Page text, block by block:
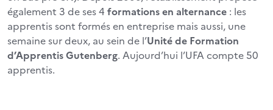
également 3 de ses 4 formations en alternance : les
apprentis sont formés en entreprise mais aussi, une
semaine sur deux, au sein de l’Unité de Formation
d’Apprentis Gutenberg. Aujourd’hui l’UFA compte 50
apprentis.